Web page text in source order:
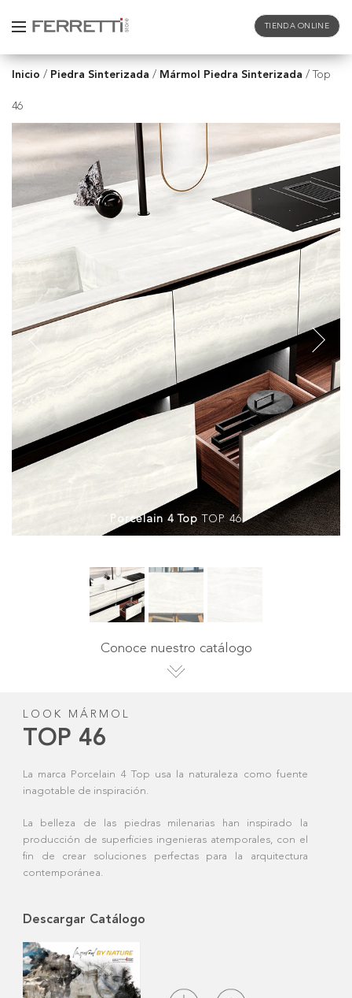
TIENDA ONLINE
Inicio / Piedra Sinterizada / Mármol Piedra Sinterizada / Top
46
Porcelain 4 Top TOP 46
Conoce nuestro catálogo
Descargar Catálogo
LOOK MÁRMOL
TOP 46
La marca Porcelain 4 Top usa la naturaleza como fuente
inagotable de inspiración.
La belleza de las piedras milenarias han inspirado la
producción de superficies ingenieras atemporales, con el
fin de crear soluciones perfectas para la arquitectura
contemporánea.